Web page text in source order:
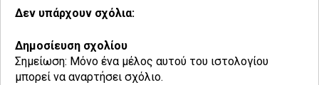
Δεν υπάρχουν σχόλια:
Δημοσίευση σχολίου
Σημείωση: Μόνο ένα μέλος αυτού του ιστολογίου
μπορεί να αναρτήσει σχόλιο.